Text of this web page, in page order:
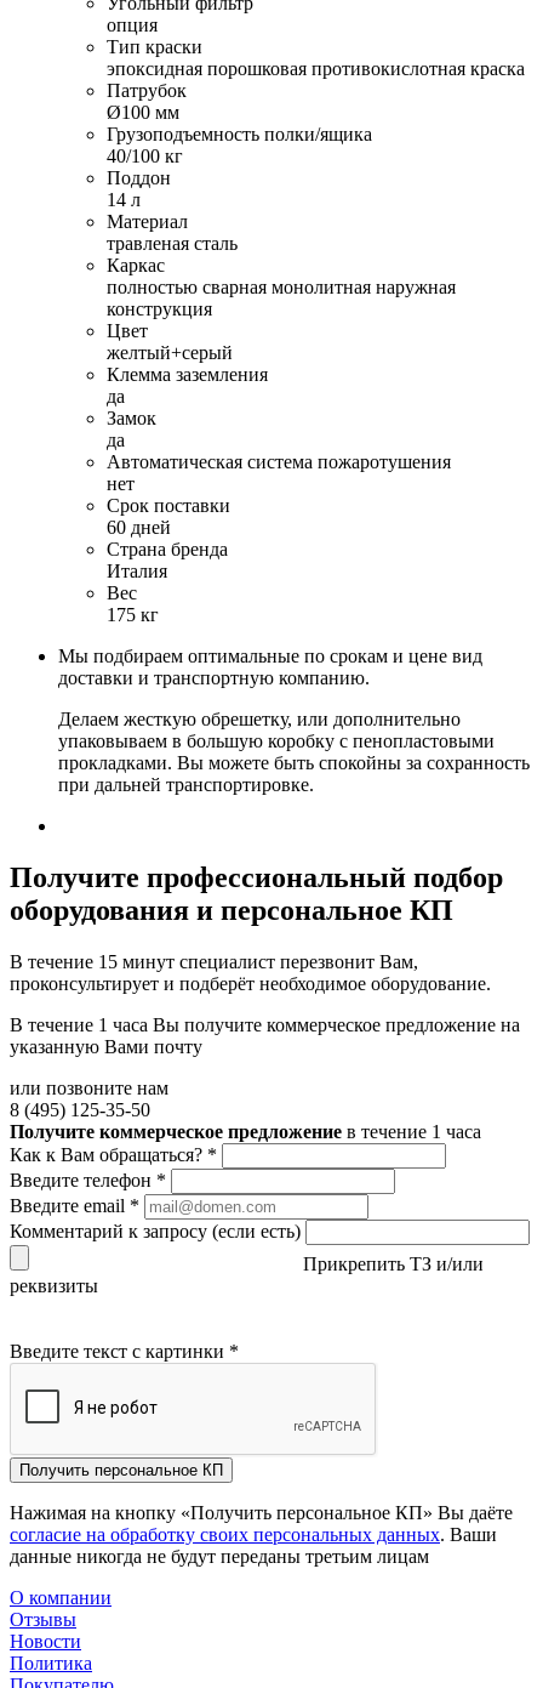
опция
Тип краски
эпоксидная порошковая противокислотная краска
Патрубок
Ø100 мм
Грузоподъемность полки/ящика
40/100 кг
Поддон
14 л
Материал
травленая сталь
Каркас
полностью сварная монолитная наружная
конструкция
Цвет
желтый+серый
Клемма заземления
да
Замок
да
Автоматическая система пожаротушения
нет
Срок поставки
60 дней
Страна бренда
Италия
Вес
175 кг
Мы подбираем оптимальные по срокам и цене вид
доставки и транспортную компанию.
Делаем жесткую обрешетку, или дополнительно
упаковываем в большую коробку с пенопластовыми
прокладками. Вы можете быть спокойны за сохранность
при дальней транспортировке.
Получите профессиональный подбор
оборудования и персональное КП
В течение 15 минут специалист перезвонит Вам,
проконсультирует и подберёт необходимое оборудование.
В течение 1 часа Вы получите коммерческое предложение на
указанную Вами почту
или позвоните нам
8 (495) 125-35-50
Получите коммерческое предложение в течение 1 часа
Как к Вам обращаться? *
Введите телефон *
Введите email *
Комментарий к запросу (если есть)
Прикрепить ТЗ и/или
реквизиты
Введите текст с картинки *
Получить персональное КП
Нажимая на кнопку «Получить персональное КП» Вы даёте
согласие на обработку своих персональных данных. Ваши
данные никогда не будут переданы третьим лицам
О компании
Отзывы
Новости
Политика